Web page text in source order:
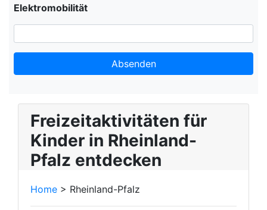
Elektromobilität
Absenden
Freizeitaktivitäten für
Kinder in Rheinland-
Pfalz entdecken
Home > Rheinland-Pfalz